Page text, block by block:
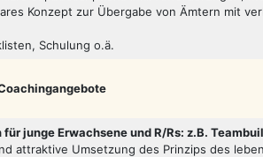
Konzept zur Übergabe von Ämtern mit
Schulung o.ä.
junge Erwachsene und R/Rs: z.B.
attraktive Umsetzung des Prinzips des